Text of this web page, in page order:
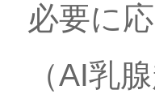
必要に
（AI乳